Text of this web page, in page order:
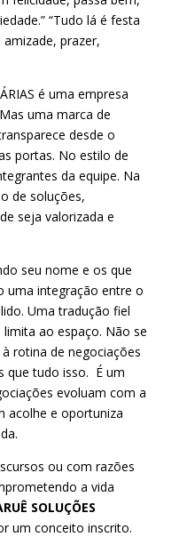
“Tudo lá é festa
prazer,
é uma empresa
uma marca de
desde o
portas. No estilo de
da equipe. Na
de soluções,
seja valorizada e
seu nome e os que
uma integração entre o
Uma tradução fiel
ao espaço. Não se
rotina de negociações
que tudo isso. É um
evoluam com a
acolhe e oportuniza
ou com razões
a vida
SOLUÇÕES
um conceito inscrito.